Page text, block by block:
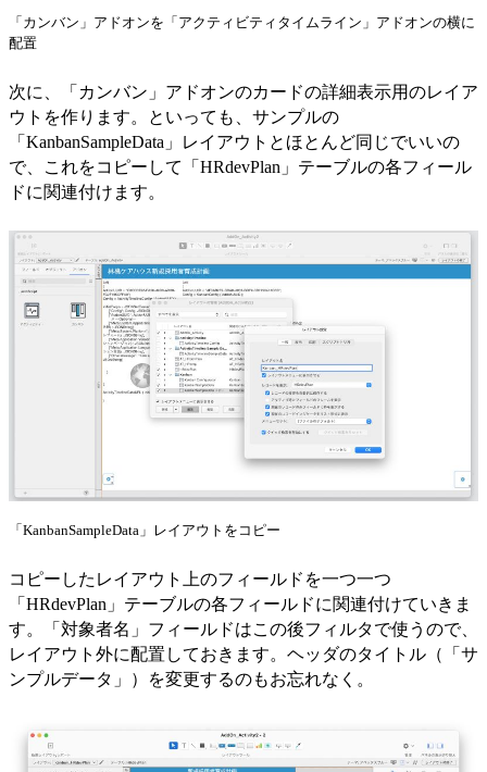
「カンバン」アドオンを「アクティビティタイムライン」アドオンの横に
配置
次に、「カンバン」アドオンのカードの詳細表示用のレイア
ウトを作ります。といっても、サンプルの
「KanbanSampleData」レイアウトとほとんど同じでいいの
で、これをコピーして「HRdevPlan」テーブルの各フィール
ドに関連付けます。
「KanbanSampleData」レイアウトをコピー
コピーしたレイアウト上のフィールドを一つ一つ
「HRdevPlan」テーブルの各フィールドに関連付けていきま
す。「対象者名」フィールドはこの後フィルタで使うので、
レイアウト外に配置しておきます。ヘッダのタイトル（「サ
ンプルデータ」）を変更するのもお忘れなく。